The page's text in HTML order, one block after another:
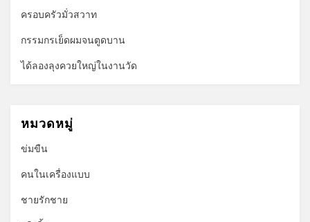
ครอบครัวมั่วสวาท
กรรมกรเย็ดผมจนตูดบาน
ได้ลองลุงควยใหญ่ในงานวัด
หมวดหมู่
ข่มขืน
คนในเครื่องแบบ
ชายรักชาย